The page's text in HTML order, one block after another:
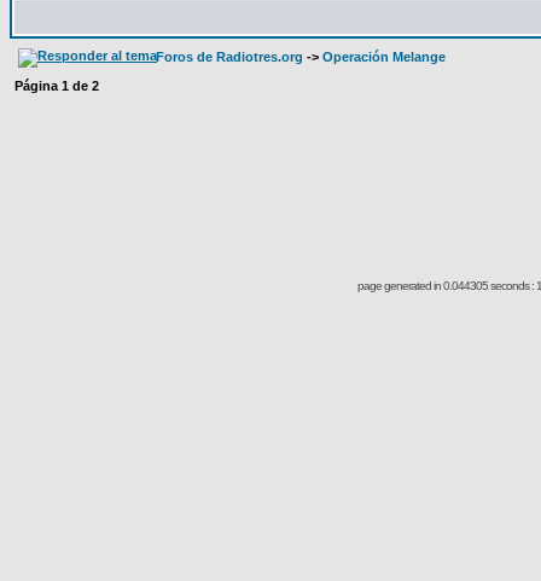
Foros de Radiotres.org -> Operación Melange
Página 1 de 2
page generated in 0.044305 seconds :